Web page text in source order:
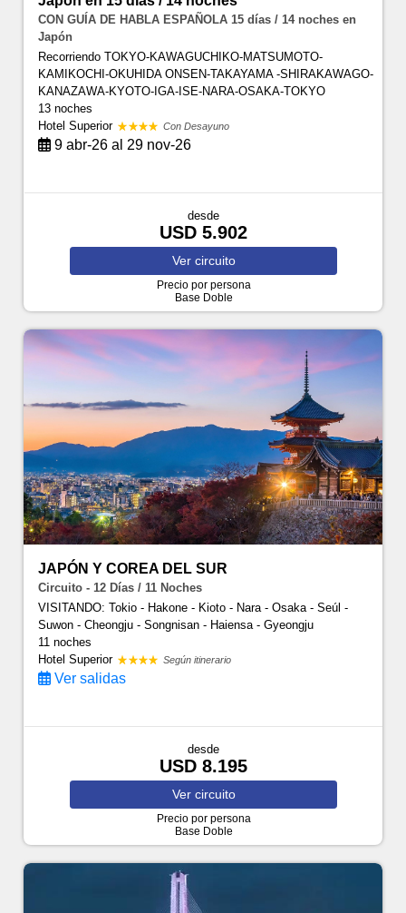
CON GUÍA DE HABLA ESPAÑOLA 15 días / 14 noches en
Japón
Recorriendo TOKYO-KAWAGUCHIKO-MATSUMOTO-
KAMIKOCHI-OKUHIDA ONSEN-TAKAYAMA -SHIRAKAWAGO-
KANAZAWA-KYOTO-IGA-ISE-NARA-OSAKA-TOKYO
13 noches
Hotel Superior
Con Desayuno
9 abr-26 al 29 nov-26
desde
USD 5.902
Ver circuito
Precio por persona
Base Doble
JAPÓN Y COREA DEL SUR
Circuito - 12 Días / 11 Noches
VISITANDO: Tokio - Hakone - Kioto - Nara - Osaka - Seúl -
Suwon - Cheongju - Songnisan - Haiensa - Gyeongju
11 noches
Hotel Superior
Según itinerario
Ver salidas
desde
USD 8.195
Ver circuito
Precio por persona
Base Doble